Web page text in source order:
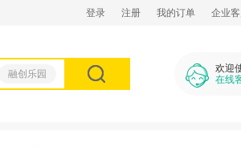
登录 注册 我的订单 企业
融创乐园
欢迎
在线